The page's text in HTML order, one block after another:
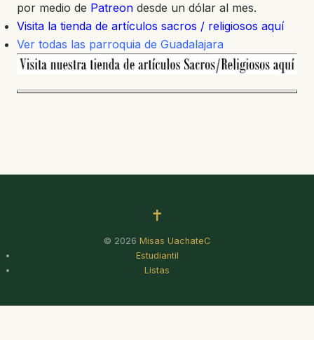
por medio de Patreon desde un dólar al mes.
Visita la tienda de artículos sacros / religiosos aquí
Ver todas las parroquia de Guadalajara
✝
© 2026 Misas UachateC
Estudiantil
Listas